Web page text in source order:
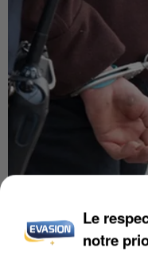
L’UN DES
MAFIA
Le
notre